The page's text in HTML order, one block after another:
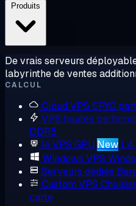
De vrais serveurs
labyrinthe de ventes
CALCUL
Cloud VPS EPYC
VPS hautes
DDR5
le VPS GPU New
Windows VPS
Serveurs dédiés
Custom VPS
carte